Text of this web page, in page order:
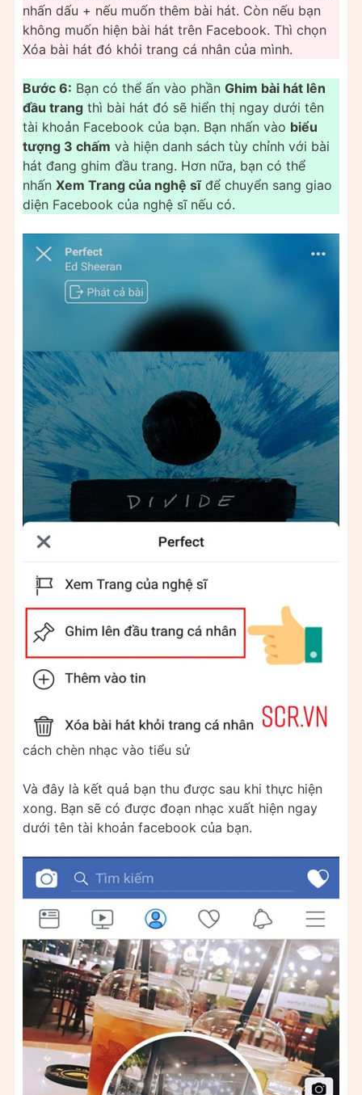
nhấn dấu + nếu muốn thêm bài hát. Còn nếu bạn
không muốn hiện bài hát trên Facebook. Thì chọn
Xóa bài hát đó khỏi trang cá nhân của mình.
Bước 6: Bạn có thể ấn vào phần Ghim bài hát lên
đầu trang thì bài hát đó sẽ hiển thị ngay dưới tên
tài khoản Facebook của bạn. Bạn nhấn vào biểu
tượng 3 chấm và hiện danh sách tùy chỉnh với bài
hát đang ghim đầu trang. Hơn nữa, bạn có thể
nhấn Xem Trang của nghệ sĩđể chuyển sang giao
diện Facebook của nghệ sĩ nếu có.
cách chèn nhạc vào tiểu sử
Và đây là kết quả bạn thu được sau khi thực hiện
xong. Bạn sẽ có được đoạn nhạc xuất hiện ngay
dưới tên tài khoản facebook của bạn.